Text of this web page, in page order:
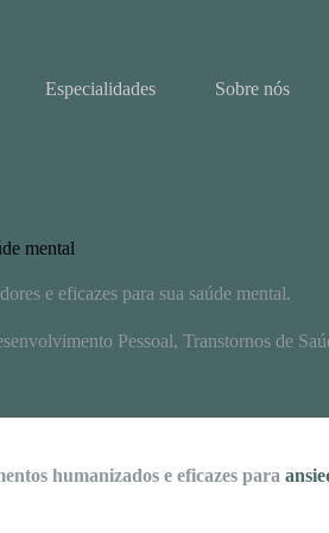
Especialidades Sobre nós
mental
e eficazes para sua saúde mental.
Pessoal, Transtornos de
humanizados e eficazes para